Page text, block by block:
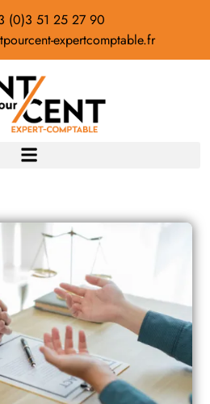
(0)3 51 25 27 90
expertcomptable.fr